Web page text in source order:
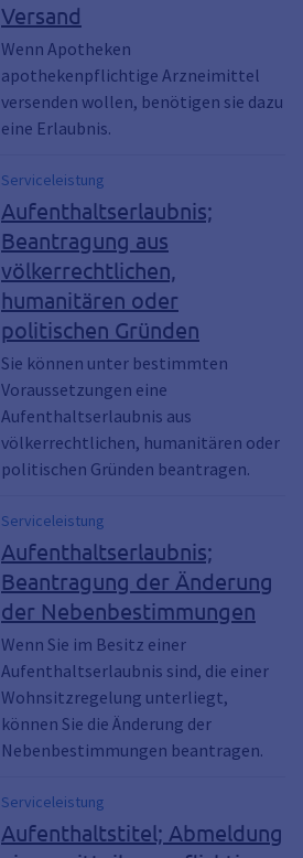
Versand
Wenn Apotheken
apothekenpflichtige Arzneimittel
versenden wollen, benötigen sie dazu
eine Erlaubnis.
Serviceleistung
Aufenthaltserlaubnis;
Beantragung aus
völkerrechtlichen,
humanitären oder
politischen Gründen
Sie können unter bestimmten
Voraussetzungen eine
Aufenthaltserlaubnis aus
völkerrechtlichen, humanitären oder
politischen Gründen beantragen.
Serviceleistung
Aufenthaltserlaubnis;
Beantragung der Änderung
der Nebenbestimmungen
Wenn Sie im Besitz einer
Aufenthaltserlaubnis sind, die einer
Wohnsitzregelung unterliegt,
können Sie die Änderung der
Nebenbestimmungen beantragen.
Serviceleistung
Aufenthaltstitel; Abmeldung